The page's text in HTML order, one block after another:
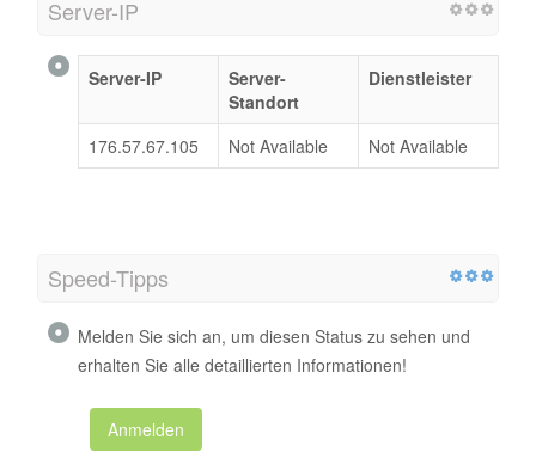
Server-IP
Server-IP
Server-
Standort
Dienstleister
176.57.67.105 Not Available Not Available
Speed-Tipps
Melden Sie sich an, um diesen Status zu sehen und
erhalten Sie alle detaillierten Informationen!
Anmelden